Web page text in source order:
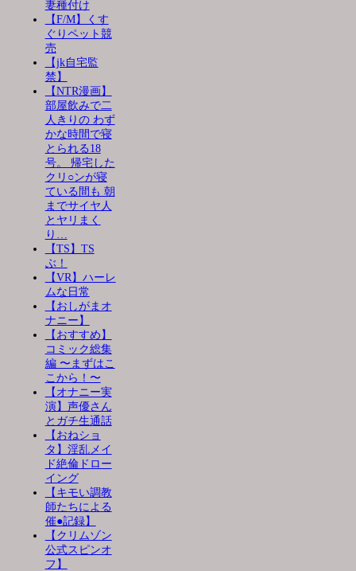
妻種付け
【F/M】くす
ぐりペット競
売
【jk自宅監
禁】
【NTR漫画】
部屋飲みで二
人きりの わず
かな時間で寝
とられる18
号。 帰宅した
クリ○ンが寝
ている間も 朝
までサイヤ人
とヤリまく
り…
【TS】TS
ぶ！
【VR】ハーレ
ムな日常
【おしがまオ
ナニー】
【おすすめ】
コミック総集
編 〜まずはこ
こから！〜
【オナニー実
演】声優さん
とガチ生通話
【おねショ
タ】淫乱メイ
ド絶倫ドロー
イング
【キモい調教
師たちによる
催●記録】
【クリムゾン
公式スピンオ
フ】